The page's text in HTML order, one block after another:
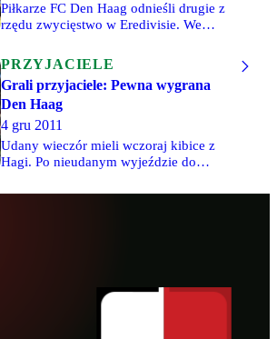
Piłkarze FC Den Haag odnieśli drugie z
rzędu zwycięstwo w Eredivisie. We
Haag pokonał Heraclesa 2-0 i
awansował w tabeli na 9. miejsce.
Gospodarze wyszli na prowadzenie w 8.
minucie spotkania, po trafieniu Van
Duinena. Wynik ustalił w 81. minucie
Immers. Przed przerwą boisko musiał
opuścić kontuzjowany zawodnik
gospodarzy, Hocher, którego zastąpił
PRZYJACIELE
Grali przyjaciele: Pewna wygrana
Den Haag
4 gru 2011
Udany wieczór mieli wczoraj kibice z
Hagi. Po nieudanym wyjeździe do
ekipa Den Haag wygrała u siebie 3-0 z